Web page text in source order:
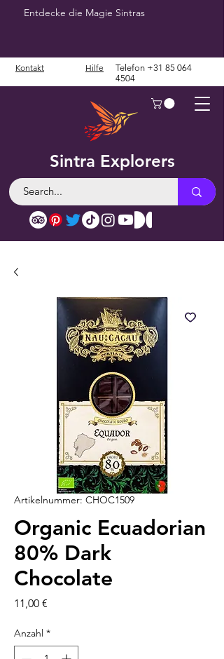
Entdecke die Magie Sintras
Sintra Explorers
Kontakt Hilfe Telefon +31 85 064
4504
Artikelnummer: CHOC1509
Organic Ecuadorian
80% Dark
Chocolate
11,00 €
Anzahl *